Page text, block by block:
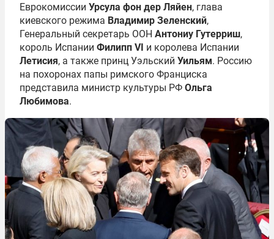
Еврокомиссии Урсула фон дер Ляйен, глава
киевского режима Владимир Зеленский,
Генеральный секретарь ООН Антониу Гутерриш,
король Испании Филипп VI и королева Испании
Летисия, а также принц Уэльский Уильям. Россию
на похоронах папы римского Франциска
представила министр культуры РФ Ольга
Любимова.